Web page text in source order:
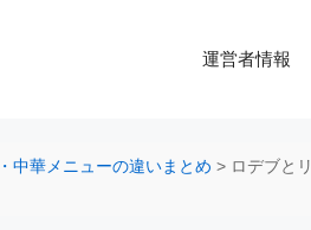
運営者情報
中華メニューの違いまとめ > ロデブとリ